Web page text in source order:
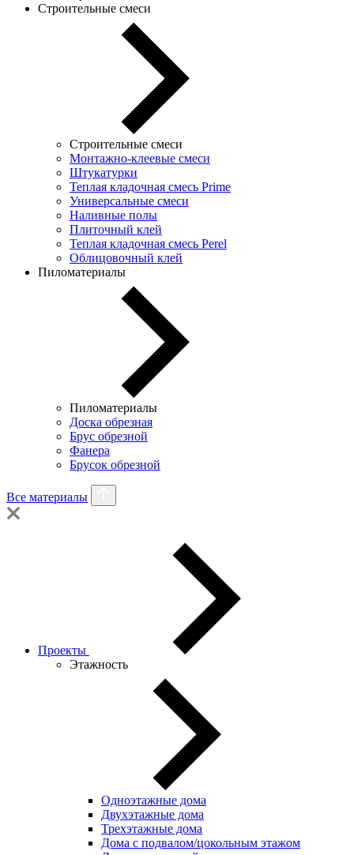
Строительные смеси
Строительные смеси
Монтажно-клеевые смеси
Штукатурки
Теплая кладочная смесь Prime
Универсальные смеси
Наливные полы
Плиточный клей
Теплая кладочная смесь Perel
Облицовочный клей
Пиломатериалы
Пиломатериалы
Доска обрезная
Брус обрезной
Фанера
Брусок обрезной
Все материалы
Проекты
Этажность
Одноэтажные дома
Двухэтажные дома
Трехэтажные дома
Дома с подвалом/цокольным этажом